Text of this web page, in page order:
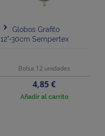
Globos Grafito
12"-30cm Sempertex
Bolsa 12 unidades
Precio
4,85 €
Añadir al carrito